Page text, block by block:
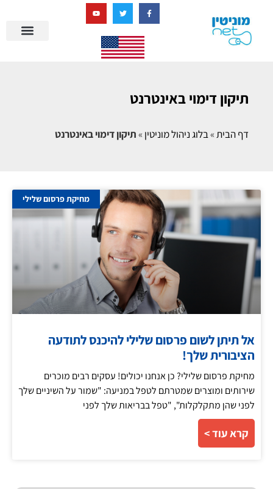
תיקון דימוי באינטרנט
דף הבית»בלוג ניהול מוניטין »תיקון דימוי באינטרנט
מחיקת פרסום שלילי
אל תיתן לשום פרסום שלילי להיכנס לתודעה
הציבורית שלך!
מחיקת פרסום שלילי? כן אנחנו יכולים! עסקים רבים מוכרים
שירותים ומוצרים שמטרתם לטפל במניעה: "שמור על השיניים שלך
לפני שהן מתקלקלות", "טפל בבריאות שלך לפני
קרא עוד >